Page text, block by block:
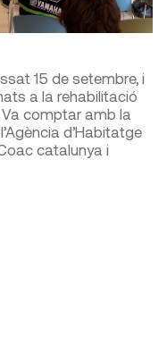
15 de setembre, i
a la rehabilitació
comptar amb la
d’Habitatge
catalunya i